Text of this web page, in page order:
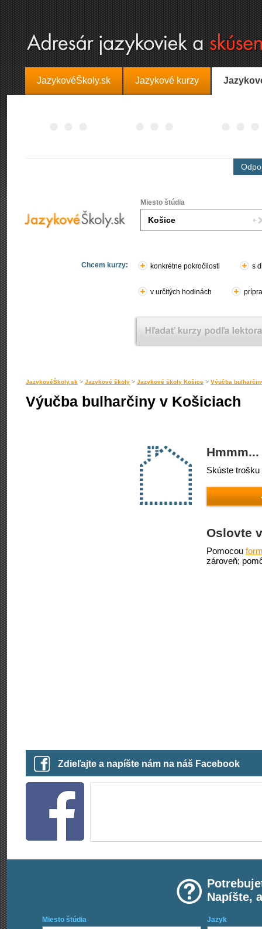
JazykovéŠkoly.sk Jazykové kurzy
Miesto štúdia
Chcem kurzy: konkrétne pokročilosti s
v určitých hodinách
JazykovéŠkoly.sk > Jazykové školy > Jazykové školy Košice > Výučba
Výučba bulharčiny v Košiciach
Skúste
Oslovte
Pomocou
zároveň;
Zdieľajte a napíšte nám na náš Facebook
Napíšte,
Miesto štúdia Jazyk